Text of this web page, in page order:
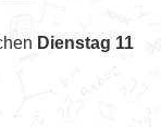
Dienstag 11